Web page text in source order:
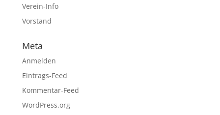
Verein-Info
Vorstand
Meta
Anmelden
Eintrags-Feed
Kommentar-Feed
WordPress.org